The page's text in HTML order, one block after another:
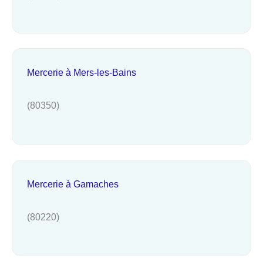
Mercerie à Mers-les-Bains
(80350)
Mercerie à Gamaches
(80220)